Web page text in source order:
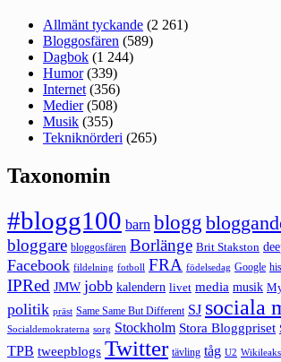
Allmänt tyckande (2 261)
Bloggosfären (589)
Dagbok (1 244)
Humor(339)
Internet (356)
Medier(508)
Musik (355)
Tekniknörderi (265)
Taxonomin
#blogg100 barn blogg
bloggare bloggosfären Borlänge Brit Stakston
Facebook fildelning fotboll FRA födelsedag Google
IPRed JMW jobb kalendern livet media musik
politik präst Same Same But Different SJ sociala
Socialdemokraterna sorg Stockholm Stora Bloggpriset
TPB tweepblogs Twitter tävling tåg U2 Wikileaks